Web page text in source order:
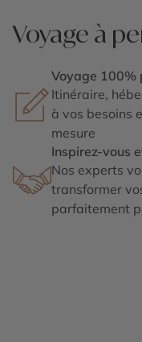
Voyage à
Voyage 100%
Itinéraire,
à vos besoins
mesure
Inspirez-vous
Nos experts
transformer
parfaitement